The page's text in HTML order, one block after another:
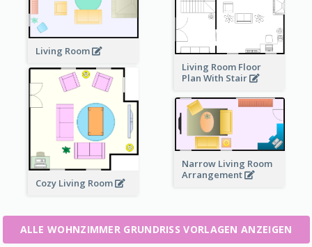
Living Room
Living Room Floor
Plan With Stair
Cozy Living Room
Narrow Living Room
Arrangement
ALLE WOHNZIMMER GRUNDRISS VORLAGEN ANZEIGEN